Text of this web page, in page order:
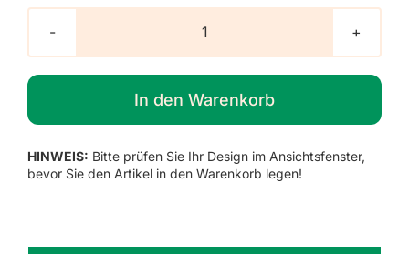
Schlüsselanhänger
mit
Foto,
rechteckig,
1
Menge
In den Warenkorb
HINWEIS: Bitte prüfen Sie Ihr Design im Ansichtsfenster,
bevor Sie den Artikel in den Warenkorb legen!